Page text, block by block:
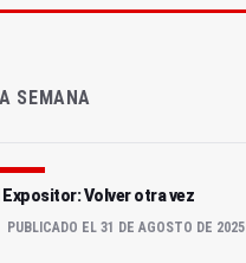
SEMANA
Expositor: Volver otra vez
PUBLICADO EL 31 DE AGOSTO DE 2025